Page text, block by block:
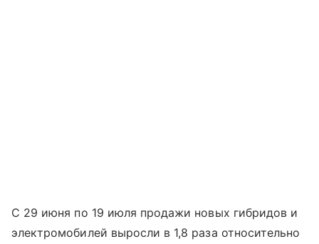
С 29 июня по 19 июля продажи новых гибридов и
электромобилей выросли в 1,8 раза относительно